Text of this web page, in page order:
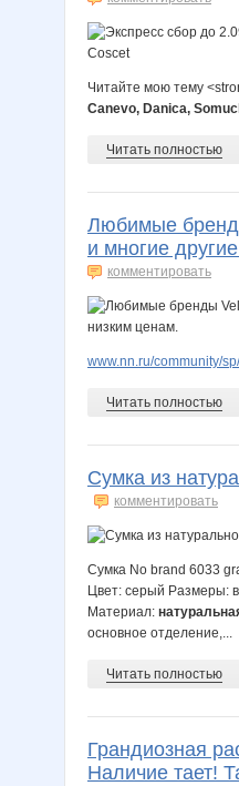
Читайте мою тему
Canevo, Danica,
Читать полностью
Любимые
и многие
комментировать
www.nn.ru/community/
Читать полностью
Сумка из
комментировать
Сумка No brand 6033
Цвет: серый Размеры:
Материал:
основное отделение,...
Читать полностью
Грандиозная
Наличие тает!